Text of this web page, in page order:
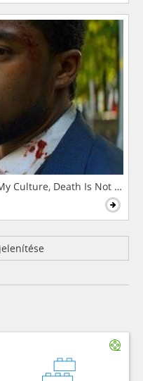
Culture, Death Is Not The